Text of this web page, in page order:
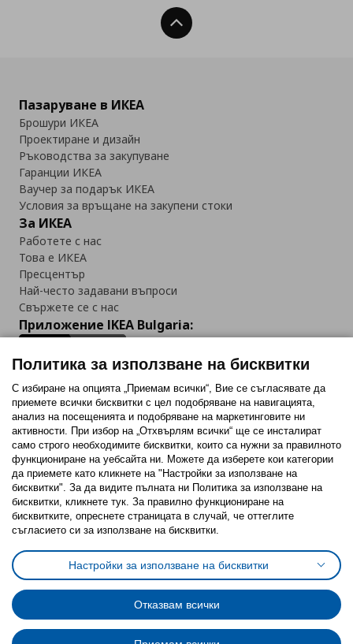
Нагоре
Пазаруване в ИКЕА
Брошури ИКЕА
Проектиране и дизайн
Ръководства за закупуване
Гаранции ИКЕА
Ваучер за подарък ИКЕА
Условия за връщане на закупени стоки
За ИКЕА
Работете с нас
Това е ИКЕА
Пресцентър
Най-често задавани въпроси
Свържете се с нас
Приложение IKEA Bulgaria:
Последвайте ни:
FacebookTwitterYoutubePinterestInstagram
Политика за използване на бисквитки (Cookies)
Избор на настройки за използване на бисквитки
Условия за ползване на ikea.bgОбща политика за личните данни
Политика за защита на личните данни на ikea.bg
Общи условия на програма IKEA Family
Политика за защита на лични данни на програма IKEA Family
Политика за използване на бисквитки
С избиране на опцията „Приемам всички“, Вие се съгласявате да
приемете всички бисквитки с цел подобряване на навигацията,
анализ на посещенията и подобряване на маркетинговите ни
активности. При избор на „Отхвърлям всички“ ще се инсталират
само строго необходимитe бисквитки, които са нужни за правилното
функциониране на уебсайта ни. Можете да изберете кои категории
да приемете като кликнете на "Настройки за използване на
бисквитки". За да видите пълната ни Политика за използване на
бисквитки, кликнете тук. За правилно функциониране на
бисквитките, опреснете страницата в случай, че оттеглите
съгласието си за използване на бисквитки.
Настройки за използване на бисквитки
Отказвам всички